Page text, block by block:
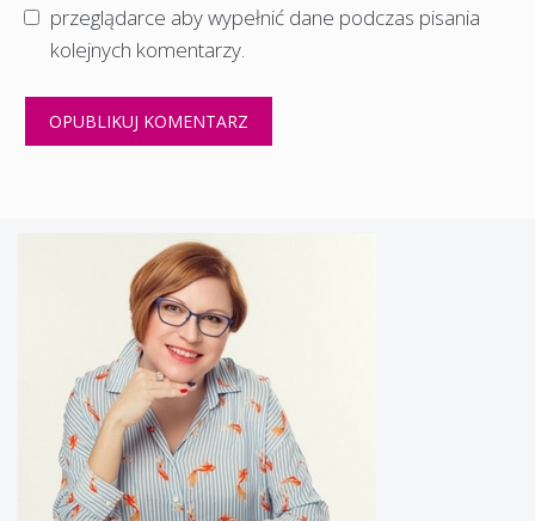
przeglądarce aby wypełnić dane podczas pisania
kolejnych komentarzy.